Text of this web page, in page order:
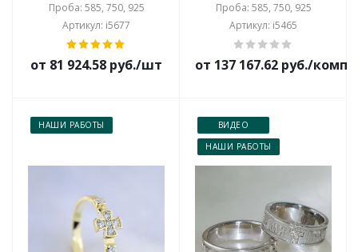
Проба: 585, 750, 925
Артикул: i5677
от 81 924.58 руб./шт
Проба: 585, 750, 925
Артикул: i5465
от 137 167.62 руб./
НАШИ РАБОТЫ
ВИДЕО
НАШИ РАБОТЫ